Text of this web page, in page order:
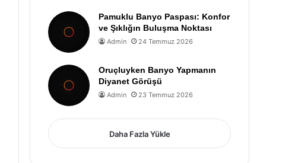
Pamuklu Banyo Paspası: Konfor
ve Şıklığın Buluşma Noktası
Admin 24 Temmuz 2026
Oruçluyken Banyo Yapmanın
Diyanet Görüşü
Admin 23 Temmuz 2026
Daha Fazla Yükle